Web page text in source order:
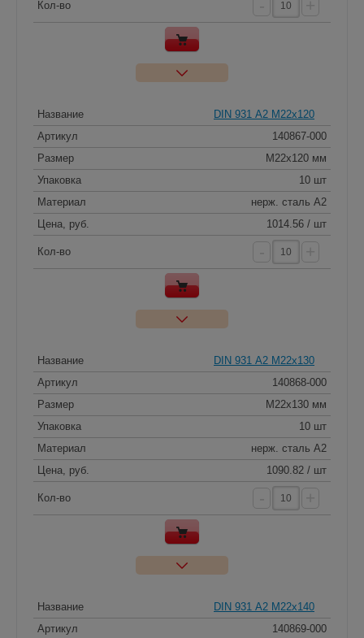
Кол-во
Название
DIN 931 А2 M22x120
Артикул
140867-000
Размер
M22x120 мм
Упаковка
10 шт
Материал
нерж. сталь A2
Цена, руб.
1014.56 / шт
Кол-во
Название
DIN 931 А2 M22x130
Артикул
140868-000
Размер
M22x130 мм
Упаковка
10 шт
Материал
нерж. сталь A2
Цена, руб.
1090.82 / шт
Кол-во
Название
DIN 931 А2 M22x140
Артикул
140869-000